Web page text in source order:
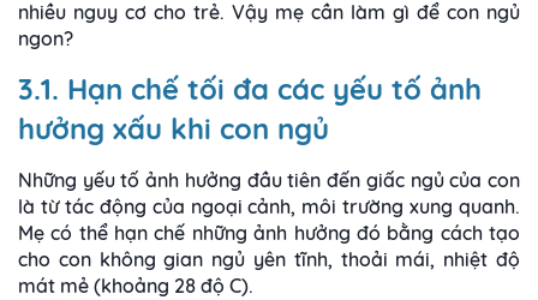
nhiều nguy cơ cho trẻ. Vậy mẹ cần làm gì để con ngủ
ngon?
3.1. Hạn chế tối đa các yếu tố ảnh
hưởng xấu khi con ngủ
Những yếu tố ảnh hưởng đầu tiên đến giấc ngủ của con
là từ tác động của ngoại cảnh, môi trường xung quanh.
Mẹ có thể hạn chế những ảnh hưởng đó bằng cách tạo
cho con không gian ngủ yên tĩnh, thoải mái, nhiệt độ
mát mẻ (khoảng 28 độ C).